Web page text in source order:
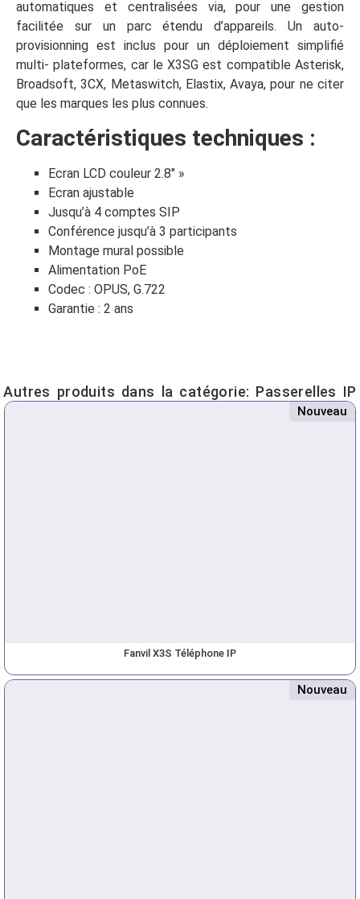
automatiques et centralisées via, pour une gestion
facilitée sur un parc étendu d’appareils. Un auto-
provisionning est inclus pour un déploiement simplifié
multi- plateformes, car le X3SG est compatible Asterisk,
Broadsoft, 3CX, Metaswitch, Elastix, Avaya, pour ne citer
que les marques les plus connues.
Caractéristiques techniques :
Ecran LCD couleur 2.8″ »
Ecran ajustable
Jusqu’à 4 comptes SIP
Conférence jusqu’à 3 participants
Montage mural possible
Alimentation PoE
Codec : OPUS, G.722
Garantie : 2 ans
Autres produits dans la catégorie: Passerelles IP
Nouveau
Fanvil X3S Téléphone IP
Nouveau